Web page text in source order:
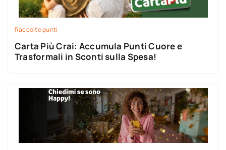
Raccolte punti
Carta Più Crai: Accumula Punti Cuore e
Trasformali in Sconti sulla Spesa!